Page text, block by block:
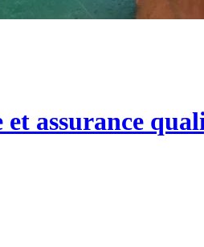
et assurance